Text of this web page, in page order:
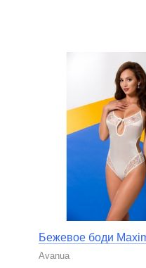
Бежевое боди
Avanua